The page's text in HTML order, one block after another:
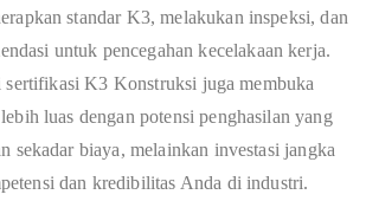
standar K3, melakukan inspeksi, dan
untuk pencegahan kecelakaan kerja.
K3 Konstruksi juga membuka
luas dengan potensi penghasilan yang
sekadar biaya, melainkan investasi jangka
dan kredibilitas Anda di industri.